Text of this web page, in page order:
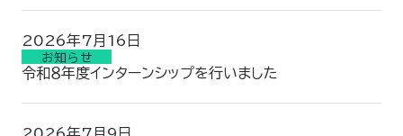
2026年7月16日
お知らせ
令和８年度インターンシップを行いました